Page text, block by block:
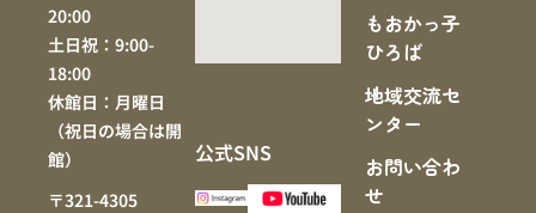
20:00
土日祝：9:00-
18:00
休館日：月曜日
（祝日の場合は開
館）
〒321-4305
公式SNS
もおかっ子
ひろば
地域交流セ
ンター
お問い合わ
せ